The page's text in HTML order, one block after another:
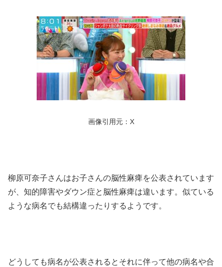
画像引用元：X
柳原可奈子さんはお子さんの脳性麻痺を公表されています
が、知的障害やダウン症と脳性麻痺は違います。似ている
ような病名でも結構違ったりするようです。
どうしても病名が公表されるとそれに伴って他の病名や合